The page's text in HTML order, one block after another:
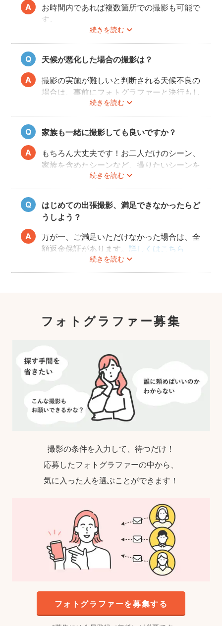
かぶったり、カラフルな蝶ネクタイをした
り、ジャケット以外のスタイルも流行ってい
続きを読む
お時間内であれば複数箇所での撮影も可能で
す。
事前に撮りたい場所や撮影のイメージをフォ
トグラファーさんと相談しておくと撮影もス
ムーズに行うことができますよ。
天候が悪化した場合の撮影は？
続きを読む
撮影の実施が難しいと判断される天候不良の
場合は、事前にフォトグラファーと決行もし
くは日時変更をご相談ください。
日時変更方法はこちらをご参照ください。
家族も一緒に撮影しても良いですか？
続きを読む
もちろん大丈夫です！お二人だけのシーン、
家族を含めたシーンなど、撮りたいシーンを
フォトグラファーさんに相談してみてくださ
いね。
はじめての出張撮影、満足できなかったらど
うしよう？
続きを読む
万が一、ご満足いただけなかった場合は、全
額返金保証があります。詳しくはこちら
フォトグラファー募集
撮影の条件を入力して、待つだけ！
応募したフォトグラファーの中から、
気に入った人を選ぶことができます！
フォトグラファーを募集する